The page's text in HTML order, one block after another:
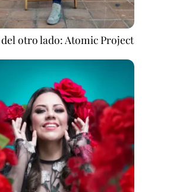
otro lado: Atomic Project